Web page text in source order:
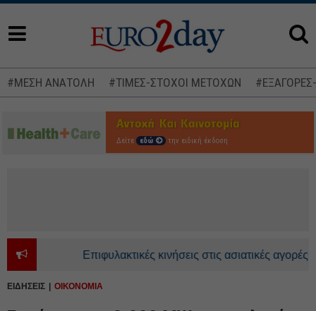
#ΜΕΣΗ ΑΝΑΤΟΛΗ #ΤΙΜΕΣ-ΣΤΟΧΟΙ ΜΕΤΟΧΩΝ
Δείτε εδώ την ειδική έκδοση
Επιφυλακτικές κινήσεις στις ασιατικές αγορές -
ΕΙΔΗΣΕΙΣ ΟΙΚΟΝΟΜΙΑ